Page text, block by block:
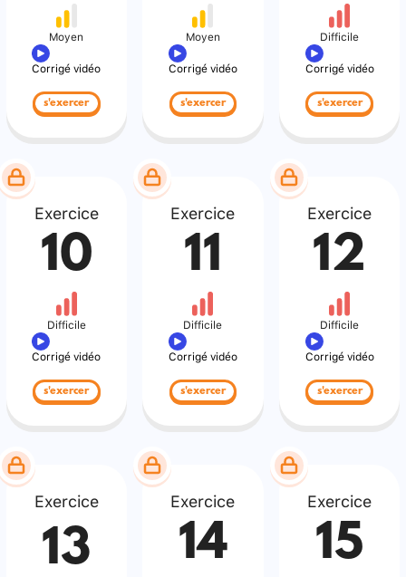
Moyen
Corrigé vidéo
s'exercer
Moyen
Corrigé vidéo
s'exercer
Difficile
Corrigé vidéo
s'exercer
Exercice
10
Difficile
Corrigé vidéo
s'exercer
Exercice
11
Difficile
Corrigé vidéo
s'exercer
Exercice
12
Difficile
Corrigé vidéo
s'exercer
Exercice
13
Exercice
14
Exercice
15